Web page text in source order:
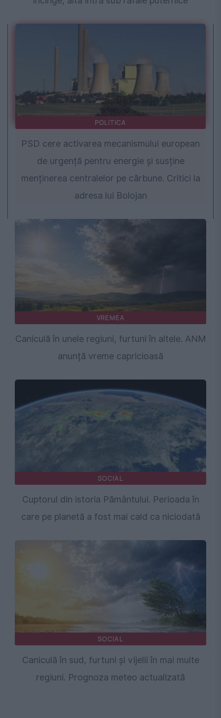
POLITICA
PSD cere activarea mecanismului european
de urgență pentru energie și susține
menținerea centralelor pe cărbune. Critici la
adresa lui Bolojan
VREMEA
Caniculă în unele regiuni, furtuni în altele. ANM
anunță vreme capricioasă
SOCIAL
Cuptorul din istoria Pământului. Perioada în
care pe planetă a fost mai cald ca niciodată
SOCIAL
Caniculă în sud, furtuni și vijelii în mai multe
regiuni. Prognoza meteo actualizată